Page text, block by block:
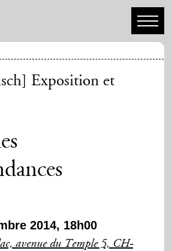
Exposition et
2014, 18h00
avenue du Temple 5, CH-